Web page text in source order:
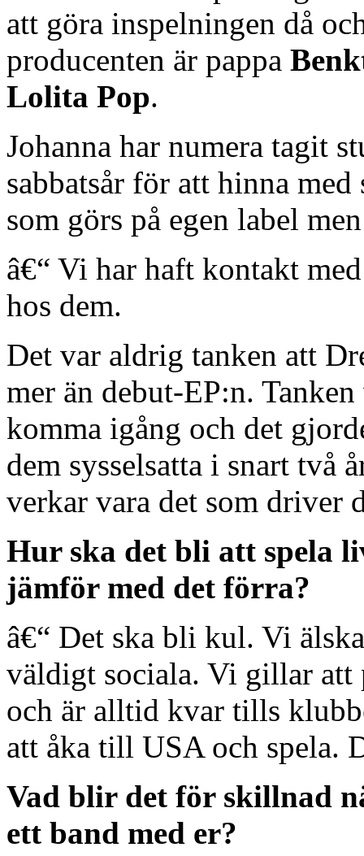
att göra inspelningen då
producenten är pappa
Lolita Pop.
Johanna har numera tagit
sabbatsår för att hinna
som görs på egen label
â€“ Vi har haft kontakt
hos dem.
Det var aldrig tanken att
mer än debut-EP:n.
komma igång och det
dem sysselsatta i snart två
verkar vara det som driver
Hur ska det bli att spela
jämför med det förra?
â€“ Det ska bli kul. Vi
väldigt sociala. Vi gillar att
och är alltid kvar tills
att åka till USA och spela.
Vad blir det för skillnad
ett band med er?